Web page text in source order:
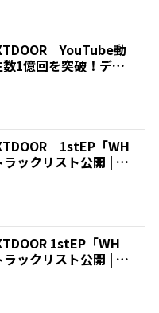
YouTube動
1億回を突破！デビ
1stEP「WH
ラックリスト公開 | 推
1stEP「WH
ラックリスト公開 | 推